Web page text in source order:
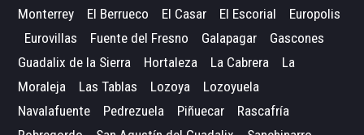
Monterrey
El Berrueco El Casar El Escorial
Europolis
Eurovillas
Fuente del Fresno Galapagar
Gascones
Guadalix de la Sierra
Hortaleza La Cabrera
La
Moraleja
Las Tablas Lozoya
Lozoyuela
Navalafuente
Pedrezuela Piñuecar
Rascafría